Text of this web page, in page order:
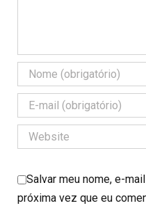
Salvar meu nome, e-
próxima vez que eu